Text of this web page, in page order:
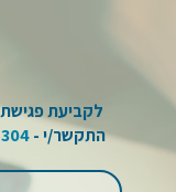
לקביעת פגישת
התקשר/י -